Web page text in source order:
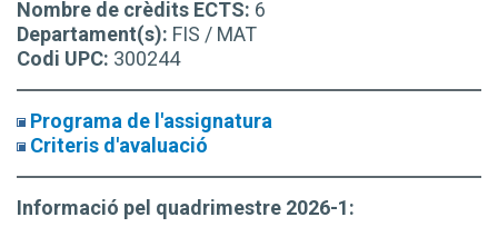
Nombre de crèdits ECTS: 6
Departament(s): FIS / MAT
Codi UPC: 300244
Programa de l'assignatura
Criteris d'avaluació
Informació pel quadrimestre 2026-1: